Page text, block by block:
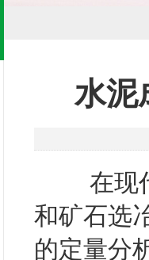
水泥
在现代
和矿石选
的定量分